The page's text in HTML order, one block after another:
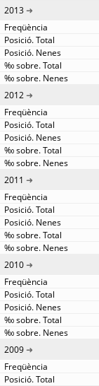
2013
2012
2011
2010
2009